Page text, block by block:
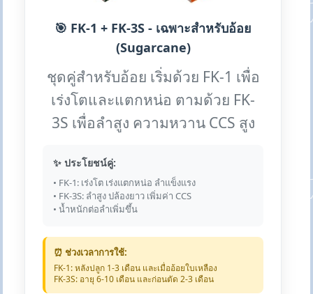
🎯 FK-1 + FK-3S - เฉพาะสำหรับอ้อย
(Sugarcane)
ชุดคู่สำหรับอ้อย เริ่มด้วย FK-1 เพื่อ
เร่งโตและแตกหน่อ ตามด้วย FK-
3S เพื่อลำสูง ความหวาน CCS สูง
✨ ประโยชน์คู่:
• FK-1: เร่งโต เร่งแตกหน่อ ลำแข็งแรง
• FK-3S: ลำสูง ปล้องยาว เพิ่มค่า CCS
• น้ำหนักต่อลำเพิ่มขึ้น
⏰ ช่วงเวลาการใช้:
FK-1: หลังปลูก 1-3 เดือน และเมื่ออ้อยใบเหลือง
FK-3S: อายุ 6-10 เดือน และก่อนตัด 2-3 เดือน